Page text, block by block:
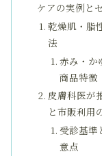
ケアの実例と
乾燥肌・脂
法
赤み・か
商品特徴
皮膚科医が
と市販利用
受診基準
意点